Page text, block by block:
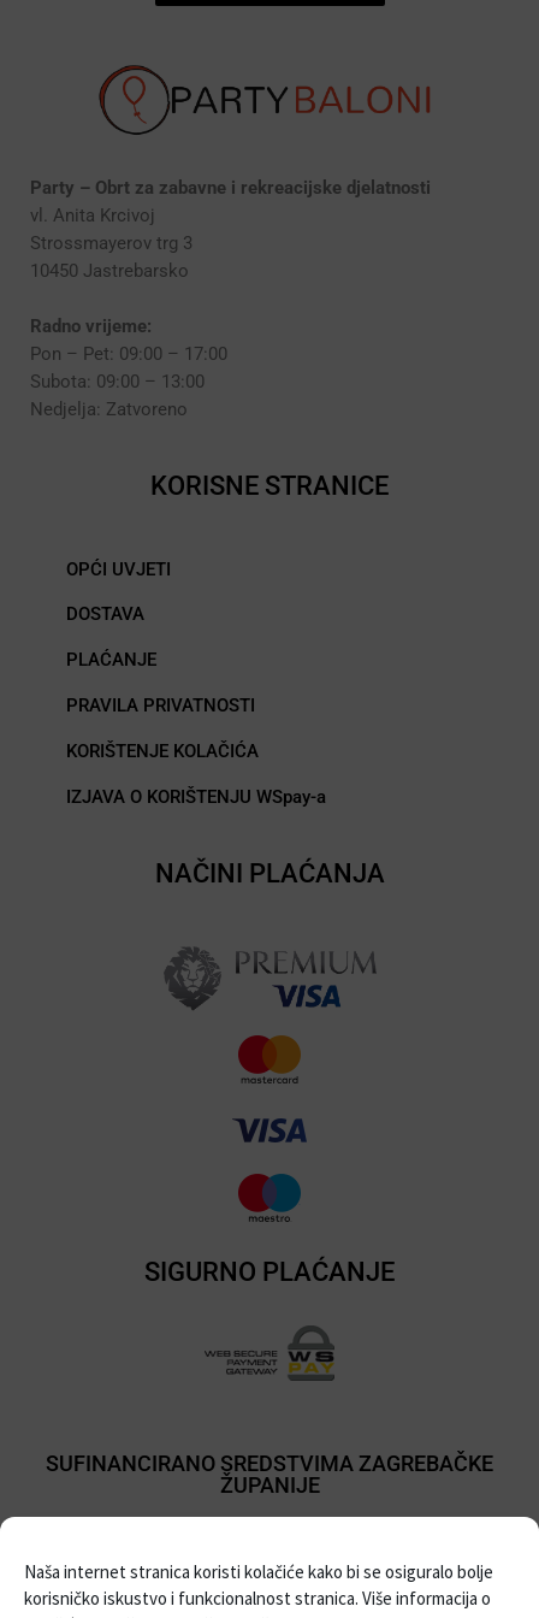
Naša internet stranica koristi kolačiće kako bi se osiguralo bolje
korisničko iskustvo i funkcionalnost stranica. Više informacija o
Party – Obrt za zabavne i rekreacijske djelatnosti
vl. Anita Krcivoj
Strossmayerov trg 3
10450 Jastrebarsko
Radno vrijeme:
Pon – Pet: 09:00 – 17:00
Subota: 09:00 – 13:00
Nedjelja: Zatvoreno
KORISNE STRANICE
OPĆI UVJETI
DOSTAVA
PLAĆANJE
PRAVILA PRIVATNOSTI
KORIŠTENJE KOLAČIĆA
IZJAVA O KORIŠTENJU WSpay-a
NAČINI PLAĆANJA
SIGURNO PLAĆANJE
SUFINANCIRANO SREDSTVIMA ZAGREBAČKE
ŽUPANIJE